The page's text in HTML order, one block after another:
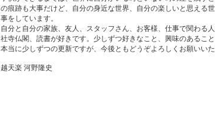
の痕跡も大事だけど、自分の身近な世界、自分の楽しいと思える
事をしています。
自分と自分の家族、友人、スタッフさん、お客様、仕事で関わる
社寺仏閣、読書が好きです。少しずつ好きなこと、興味のあるこ
本当に少しずつの更新ですが、今後ともどうぞよろしくお願いいた
越天楽 河野隆史